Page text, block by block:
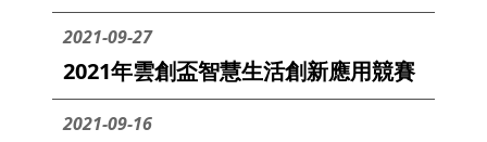
2021-09-27
2021年雲創盃智慧生活創新應用競賽
2021-09-16